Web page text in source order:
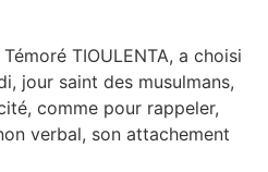
TIOULENTA, a choisi
jour saint des musulmans,
comme pour rappeler,
verbal, son attachement